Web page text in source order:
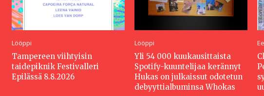
Lööppi
Tampereen viihtyisin
taidepiknik Festivalleri
Epilässä 8.8.2026
Lööppi
Yli 54 000 kuukausittaista
Spotify-kuuntelijaa kerännyt
Hukas on julkaissut odotetun
debyyttialbuminsa Whokas